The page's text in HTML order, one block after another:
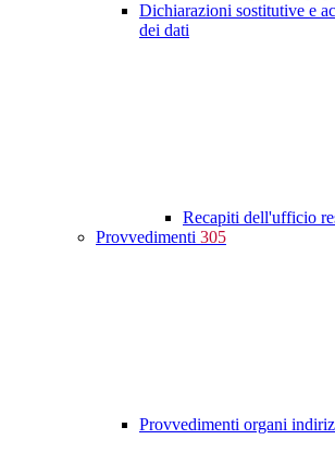
Dichiarazioni sostitutive e
dei dati
Recapiti dell'ufficio
Provvedimenti 305
Provvedimenti organi